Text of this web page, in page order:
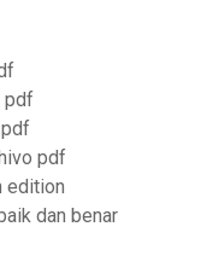
pdf
pdf
edition
dan benar